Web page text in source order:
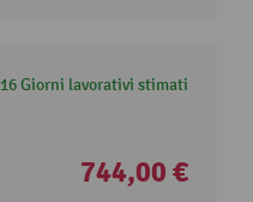
16 Giorni lavorativi stimati
744,00 €